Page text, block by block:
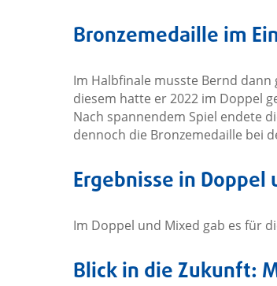
Bronzemedaille im
Im Halbfinale musste Bernd
diesem hatte er 2022 im Doppel
Nach spannendem Spiel endete
dennoch die Bronzemedaille bei
Ergebnisse in Doppel
Im Doppel und Mixed gab es für
Blick in die Zukunft: